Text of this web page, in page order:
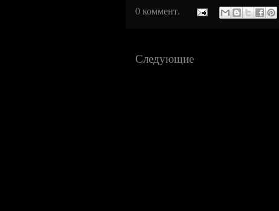
0 коммент.
Следующие